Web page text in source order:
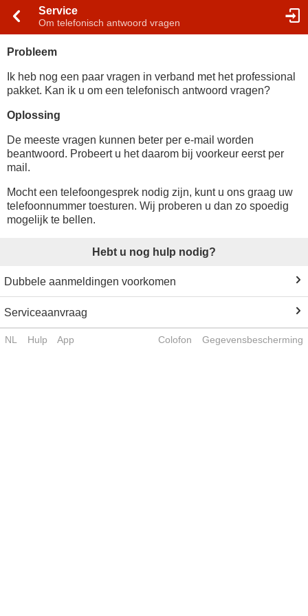
Service
Om telefonisch antwoord vragen
Probleem
Ik heb nog een paar vragen in verband met het professional
pakket. Kan ik u om een telefonisch antwoord vragen?
Oplossing
De meeste vragen kunnen beter per e-mail worden
beantwoord. Probeert u het daarom bij voorkeur eerst per
mail.
Mocht een telefoongesprek nodig zijn, kunt u ons graag uw
telefoonnummer toesturen. Wij proberen u dan zo spoedig
mogelijk te bellen.
Hebt u nog hulp nodig?
Dubbele aanmeldingen voorkomen
Serviceaanvraag
NL Hulp App Colofon Gegevensbescherming